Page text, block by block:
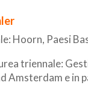
Hoorn, Paesi
triennale:
Amsterdam e in